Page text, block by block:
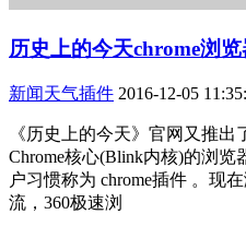
历史上的今天chrome浏
新闻天气插件 2016-12-05
《历史上的今天》官网又推
Chrome核心(Blink内核)的浏
户习惯称为 chrome插件 。现
流，360极速浏